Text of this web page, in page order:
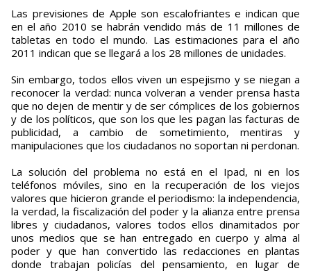
Las previsiones de Apple son escalofriantes e indican que
en el año 2010 se habrán vendido más de 11 millones de
tabletas en todo el mundo. Las estimaciones para el año
2011 indican que se llegará a los 28 millones de unidades.
Sin embargo, todos ellos viven un espejismo y se niegan a
reconocer la verdad: nunca volveran a vender prensa hasta
que no dejen de mentir y de ser cómplices de los gobiernos
y de los políticos, que son los que les pagan las facturas de
publicidad, a cambio de sometimiento, mentiras y
manipulaciones que los ciudadanos no soportan ni perdonan.
La solución del problema no está en el Ipad, ni en los
teléfonos móviles, sino en la recuperación de los viejos
valores que hicieron grande el periodismo: la independencia,
la verdad, la fiscalización del poder y la alianza entre prensa
libres y ciudadanos, valores todos ellos dinamitados por
unos medios que se han entregado en cuerpo y alma al
poder y que han convertido las redacciones en plantas
donde trabajan policías del pensamiento, en lugar de